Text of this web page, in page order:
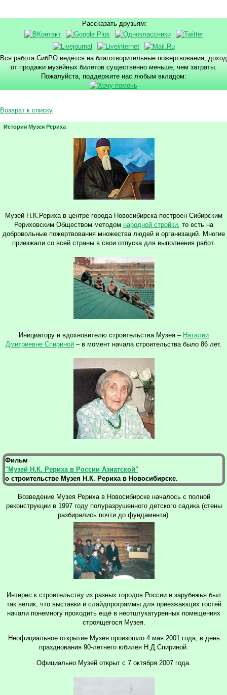
Рассказать друзьям:
Вся работа СибРО ведётся на благотворительные пожертвования, доход
от продажи музейных билетов существенно меньше, чем затраты.
Пожалуйста, поддержите нас любым вкладом:
Возврат к списку
История Музея Рериха
Музей Н.К.Рериха в центре города Новосибирска построен Сибирским
Рериховским Обществом методом народной стройки , то есть на
добровольные пожертвования множества людей и организаций. Многие
приезжали со всей страны в свои отпуска для выполнения работ.
Инициатору и вдохновителю строительства Музея – Наталии
Дмитриевне Спириной – в момент начала строительства было 86 лет.
Фильм
"Музей Н.К. Рериха в России Азиатской"
о строительстве Музея Н.К. Рериха в Новосибирске.
Возведение Музея Рериха в Новосибирске началось с полной
реконструкции в 1997 году полуразрушенного детского садика (стены
разбирались почти до фундамента).
Интерес к строительству из разных городов России и зарубежья был
так велик, что выставки и слайдпрограммы для приезжающих гостей
начали понемногу проходить ещё в неотштукатуренных помещениях
строящегося Музея.
Неофициальное открытие Музея произошло 4 мая 2001 года, в день
празднования 90-летнего юбилея Н.Д.Спириной.
Официально Музей открыт с 7 октября 2007 года.